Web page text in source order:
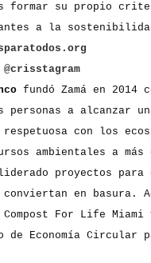
formar su propio
a la
@crisstagram
fundó Zamá en
personas a alcanzar
respetuosa con los
ambientales a
proyectos
en basura.
For Life
de Economía Circular